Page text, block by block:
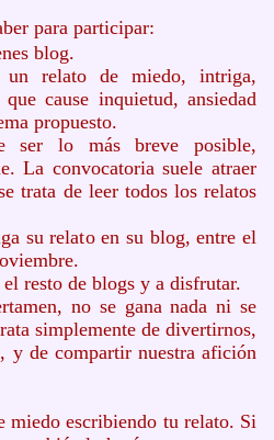
para participar:
blog.
relato de miedo, intriga,
cause inquietud, ansiedad
propuesto.
ser lo más breve posible,
La convocatoria suele atraer
trata de leer todos los relatos
su relato en su blog, entre el
resto de blogs y a disfrutar.
no se gana nada ni se
simplemente de divertirnos,
y de compartir nuestra afición
miedo escribiendo tu relato. Si